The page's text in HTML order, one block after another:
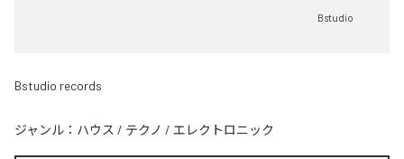
Bstudio
Bstudio records
ジャンル： ハウス / テクノ / エレクトロニック